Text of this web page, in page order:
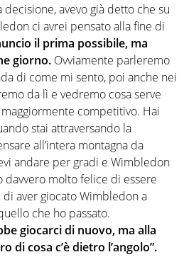
avevo già detto che su
ci avrei pensato alla fine di
il prima possibile, ma
giorno. Ovviamente parleremo
di come mi sento, poi anche nei
da lì e vedremo cosa serve
competitivo. Hai
stai attraversando la
all’intera montagna da
andare per gradi e Wimbledon
davvero molto felice di essere
aver giocato Wimbledon a
che ho passato.
giocarci di nuovo, ma alla
di cosa c’è dietro l’angolo”.